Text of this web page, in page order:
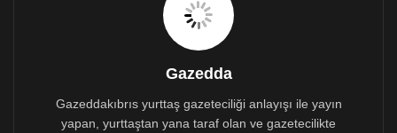
Kıbrıs Merkez Bankası, kendi görevi çerçevesinde bu
önlemleri düşünüyor. Kıbrıs Haber Ajansı’nın (KHA)
edindiği bilgiye göre, önerilerin bir hafta içinde onaya
sunulması bekleniyor. Bankaların bu önerileri kabul
ederek koronavirüsü salgınının baskısını hisseden reel
ekonomiye, işletmelere ve bireylere aktaracaklarına
inanılıyor.
Gazedda
Gazeddakıbrıs yurttaş gazeteciliği anlayışı ile yayın
yapan, yurttaştan yana taraf olan ve gazetecilikte